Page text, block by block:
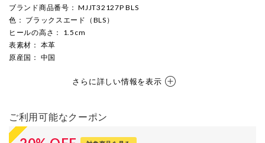
ブランド商品番号 ： MJJT32127P BLS
色 ： ブラックスエード（BLS）
ヒールの高さ ： 1.5cm
表素材 ： 本革
原産国 ： 中国
さらに詳しい情報を表示
ご利用可能なクーポン